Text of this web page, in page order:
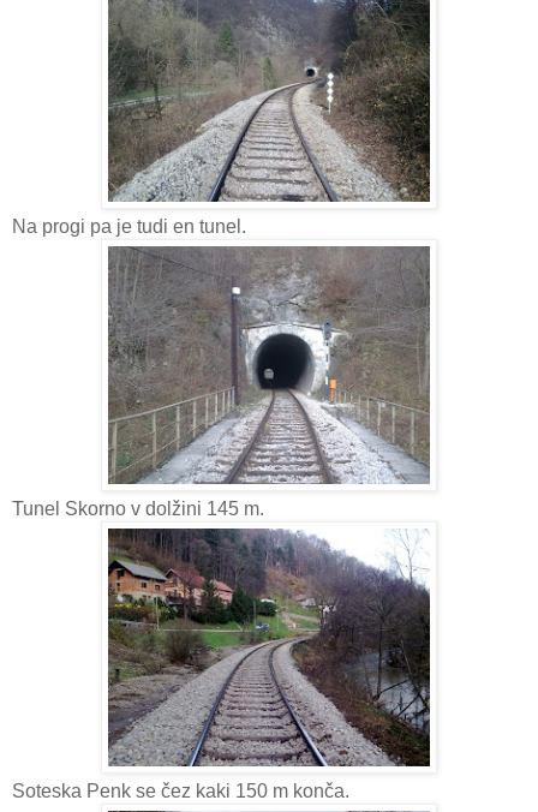
Na progi pa je tudi en tunel.
Tunel Skorno v dolžini 145 m.
Soteska Penk se čez kaki 150 m konča.